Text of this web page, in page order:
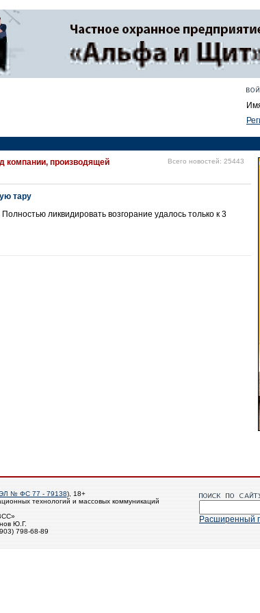
компании, производящей
Всего новостей: 25443
тару
ликвидировать возгорание удалось только к 3
№ ФС 77 - 79138), 18+
технологий и массовых коммуникаций
Ю.Г.
798-68-89
Расширенный